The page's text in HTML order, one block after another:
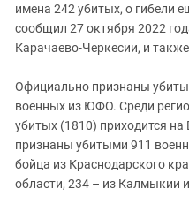
имена 242 убитых, о гибели
сообщил 27 октября 2022
Карачаево-Черкесии, и
Официально признаны
военных из ЮФО. Среди
убитых (1810) приходится
признаны убитыми 911
бойца из Краснодарского
области, 234 – из Калмыкии